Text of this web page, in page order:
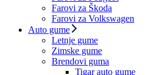
Farovi za Škoda
Farovi za Volkswagen
Auto gume
Letnje gume
Zimske gume
Brendovi guma
Tigar auto gume